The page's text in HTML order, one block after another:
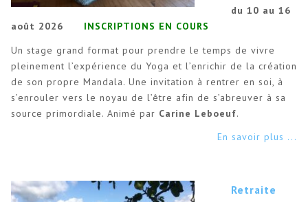
du 10 au 16
août 2026
INSCRIPTIONS EN COURS
Un stage grand format pour prendre le temps de vivre
pleinement l’expérience du Yoga et l’enrichir de la création
de son propre Mandala. Une invitation à rentrer en soi, à
s’enrouler vers le noyau de l’être afin de s’abreuver à sa
source primordiale. Animé par Carine Leboeuf.
En savoir plus ...
Retraite